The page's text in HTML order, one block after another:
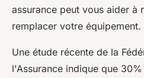
assurance peut vous aider à
remplacer votre équipement.
Une étude récente de la
l'Assurance indique que